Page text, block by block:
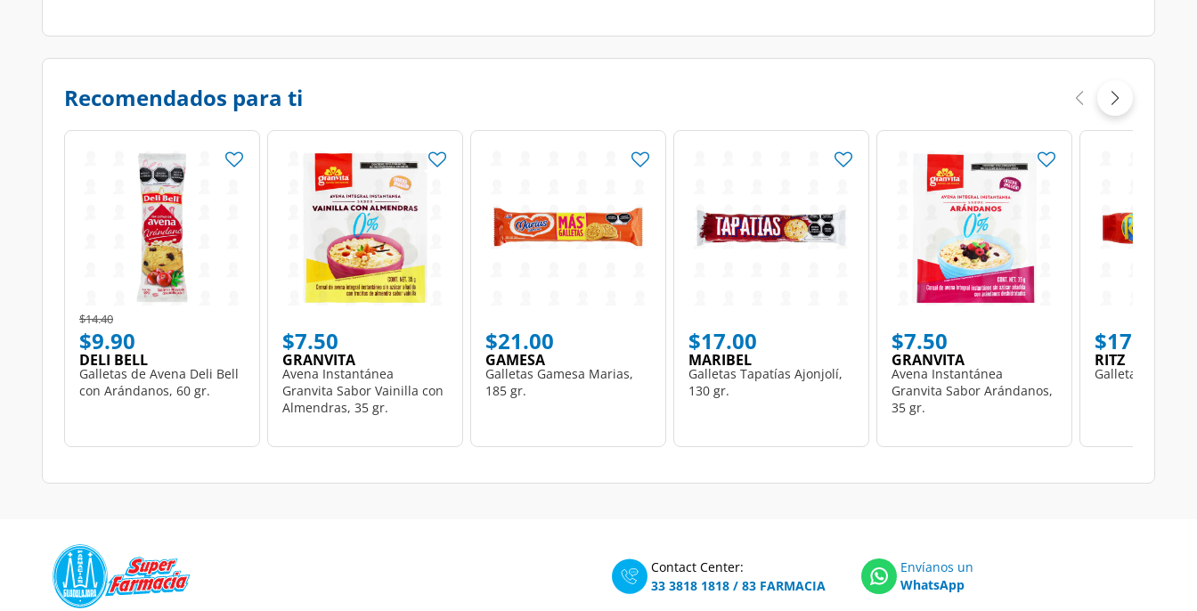
Recomendados para ti
Price reduced from
$14.40to
$9.90
DELI BELL
Galletas de Avena Deli Bell
con Arándanos, 60 gr.
$7.50
GRANVITA
Avena Instantánea
Granvita Sabor Vainilla con
Almendras, 35 gr.
$21.00
GAMESA
Galletas Gamesa Marias,
185 gr.
$17.00
MARIBEL
Galletas Tapatías Ajonjolí,
130 gr.
$7.50
GRANVITA
Avena Instantánea
Granvita Sabor Arándanos,
35 gr.
$17.00
RITZ
Galletas Ritz
Contact Center:
33 3818 1818 / 83 FARMACIA
Envíanos un
WhatsApp